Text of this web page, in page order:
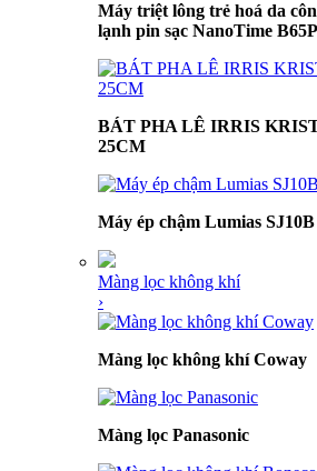
Máy triệt lông trẻ hoá da
lạnh pin sạc NanoTime
BÁT PHA LÊ IRRIS
25CM
Máy ép chậm Lumias
Màng lọc không khí
›
Màng lọc không khí Coway
Màng lọc Panasonic